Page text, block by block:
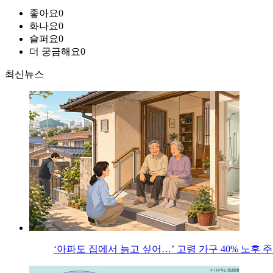
좋아요0
화나요0
슬퍼요0
더 궁금해요0
최신뉴스
‘아파도 집에서 늙고 싶어…’ 고령 가구 40% 노후